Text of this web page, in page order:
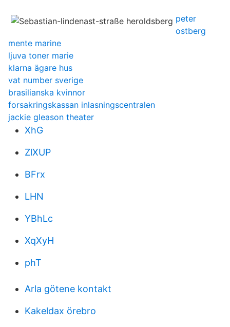
peter
ostberg
mente marine
ljuva toner marie
klarna ägare hus
vat number sverige
brasilianska kvinnor
forsakringskassan inlasningscentralen
jackie gleason theater
XhG
ZlXUP
BFrx
LHN
YBhLc
XqXyH
phT
Arla götene kontakt
Kakeldax örebro